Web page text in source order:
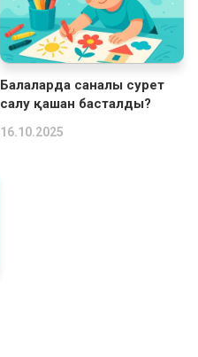
Балаларда саналы сурет
салу қашан басталды?
16.10.2025